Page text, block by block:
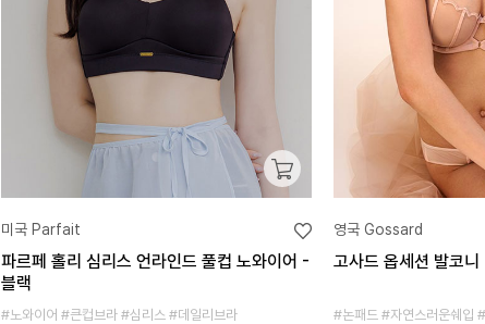
미국 Parfait
파르페 홀리 심리스 언라인드 풀컵 노와이어 -
블랙
#노와이어 #큰컵브라 #심리스 #데일리브라
영국 Gossard
고사드 옵세션 발코
#논패드 #자연스러운쉐입